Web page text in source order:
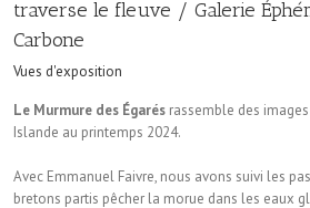
traverse le fleuve / Galerie
Carbone
Vues d'exposition
Le Murmure des Égarés rassemble des
Islande au printemps 2024.
Avec Emmanuel Faivre, nous avons suivi les
bretons partis pêcher la morue dans les eaux